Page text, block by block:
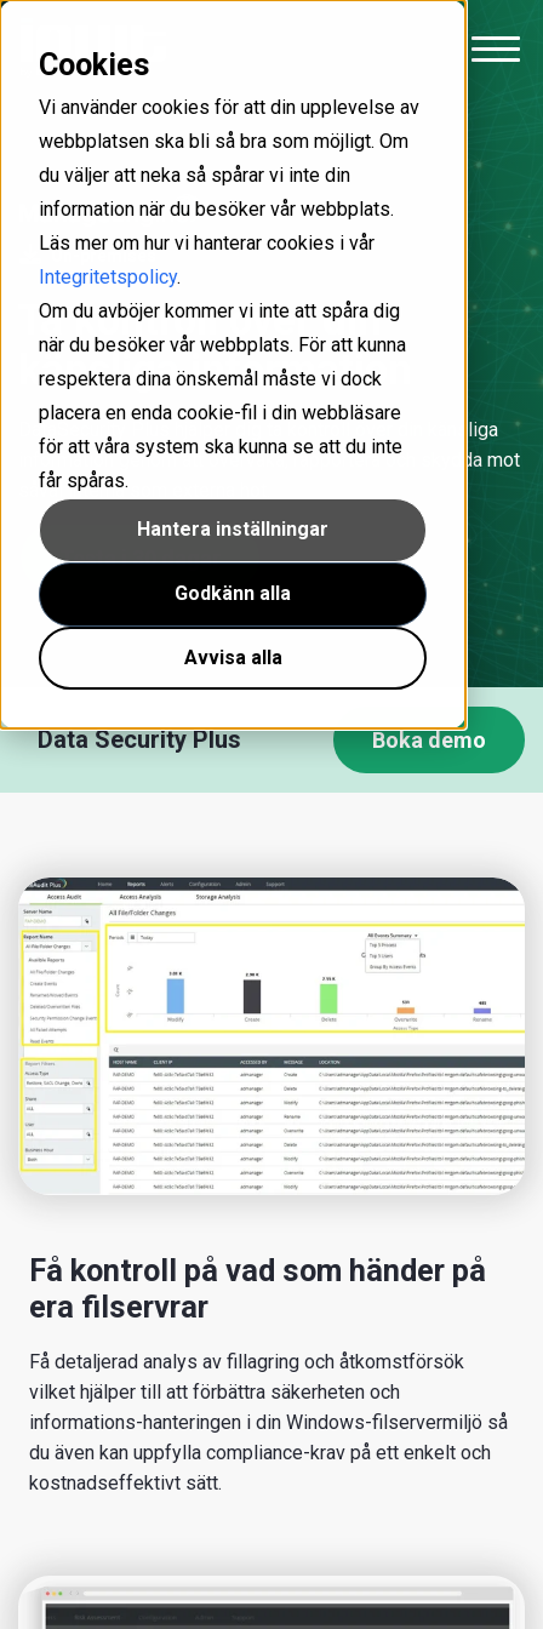
Cookies
Vi använder cookies för att din upplevelse av
webbplatsen ska bli så bra som möjligt. Om
du väljer att neka så spårar vi inte din
information när du besöker vår webbplats.
Läs mer om hur vi hanterar cookies i vår
Integritetspolicy.
Om du avböjer kommer vi inte att spåra dig
när du besöker vår webbplats. För att kunna
respektera dina önskemål måste vi dock
placera en enda cookie-fil i din webbläsare
för att våra system ska kunna se att du inte
får spåras.
Hantera inställningar
Godkänn alla
Avvisa alla
On-premises
Ta kontrollöver din
känsliga information
DataSecurity Plus hjälper dig ta kontroll över din känsliga
information genom att övervaka, rapportera och skydda mot
såväl interna som externa hot.
Testa i 30 dagar
Data Security Plus Boka demo
Få kontroll på vad som händer på
era filservrar
Få detaljerad analys av fillagring och åtkomstförsök
vilket hjälper till att förbättra säkerheten och
informations-hanteringen i din Windows-filservermiljö så
du även kan uppfylla compliance-krav på ett enkelt och
kostnadseffektivt sätt.